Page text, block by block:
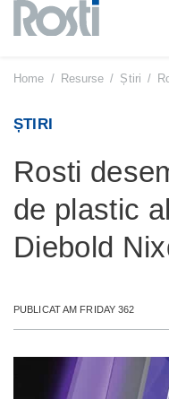
Sari
conținut
Home / Resurse / Știri /
ȘTIRI
Rosti
de plastic
Diebold
PUBLICAT AM FRIDAY 362